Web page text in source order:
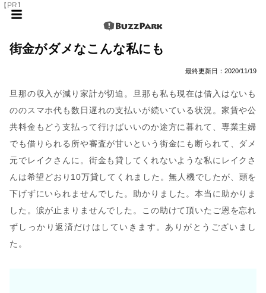
【PR】
街金がダメなこんな私にも
最終更新日： 2020/11/19
旦那の収入が減り家計が切迫。旦那も私も現在は借入はないも
ののスマホ代も数日遅れの支払いが続いている状況。家賃や公
共料金もどう支払って行けばいいのか途方に暮れて、専業主婦
でも借りられる所や審査が甘いという街金にも断られて、ダメ
元でレイクさんに。街金も貸してくれないような私にレイクさ
んは希望どおり10万貸してくれました。無人機でしたが、頭を
下げずにいられませんでした。助かりました。本当に助かりま
した。涙が止まりませんでした。この助けて頂いたご恩を忘れ
ずしっかり返済だけはしていきます。ありがとうございまし
た。